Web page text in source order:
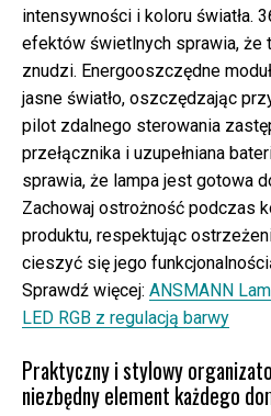
intensywności i koloru światła.
efektów świetlnych sprawia, że
znudzi. Energooszczędne
jasne światło, oszczędzając
pilot zdalnego sterowania
przełącznika i uzupełniana
sprawia, że lampa jest gotowa
Zachowaj ostrożność podczas
produktu, respektując
cieszyć się jego
Sprawdź więcej: ANSMANN
LED RGB z regulacją barwy
Praktyczny i stylowy
niezbędny element każdego